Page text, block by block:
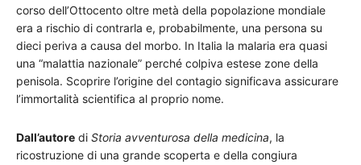
corso dell’Ottocento oltre metà della popolazione mondiale
era a rischio di contrarla e, probabilmente, una persona su
dieci periva a causa del morbo. In Italia la malaria era quasi
una “malattia nazionale” perché colpiva estese zone della
penisola. Scoprire l’origine del contagio significava assicurare
l’immortalità scientifica al proprio nome.
Dall’autore di Storia avventurosa della medicina, la
ricostruzione di una grande scoperta e della congiura